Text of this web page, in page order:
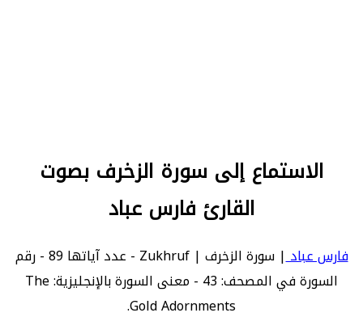
الاستماع إلى سورة الزخرف بصوت
القارئ فارس عباد
فارس عباد
| سورة الزخرف | Zukhruf - عدد آياتها 89 - رقم
السورة في المصحف: 43 - معنى السورة بالإنجليزية: The
Gold Adornments.